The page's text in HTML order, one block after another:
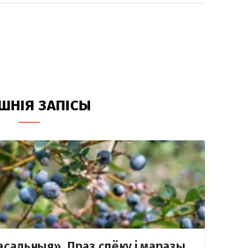
ЗАПІСЫ